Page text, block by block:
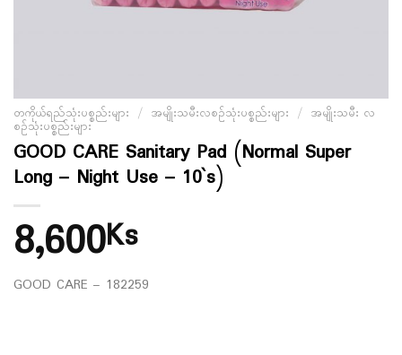
တကိုယ်ရည်သုံးပစ္စည်းများ / အမျိုးသမီးလစဉ်သုံးပစ္စည်းများ / အမျိုးသမီး လ
စဉ်သုံးပစ္စည်းများ
GOOD CARE Sanitary Pad (Normal Super
Long – Night Use – 10`s)
8,600Ks
GOOD CARE – 182259